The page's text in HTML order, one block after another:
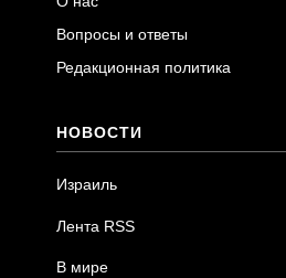
Вопросы и ответы
Редакционная политика
НОВОСТИ
Израиль
Лента RSS
В мире